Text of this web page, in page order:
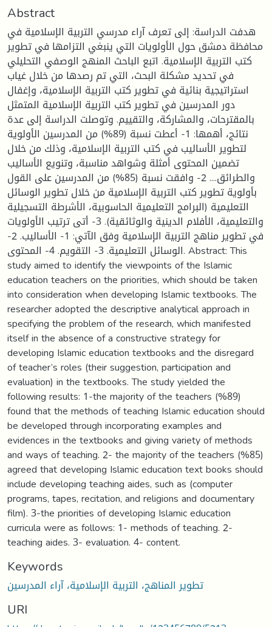
Abstract
هدفت الدراسة: إلى تعرف آراء مدرسي التربية الإسلامية في
محافظة دمشق حول الأولويات التي ينبغي التزامها في تطوير
كتب التربية الإسلامية. اتبع الباحث المنهج الوصفي التحليلي
في تحديد مشكلة البحث، التي تم رصدها من خلال غياب
استراتيجية بنائية في تطوير كتب التربية الإسلامية، وإغفال
دور المدرسين في تطوير كتب التربية الإسلامية المتمثل
بالمقترحات، والمشاركة، والتقييم. وتوصلت الدراسة إلى عدة
نتائج، أهمها: 1- أعطت نسبة (89%) من المدرسين الأولوية
لتطوير الأساليب في كتب التربية الإسلامية، وذلك من خلال
تضمين المحتوى أمثلة وشواهد مناسبة، وتنويع الأساليب
والطرائق.... 2- وافقت نسبة (85%) من المدرسين على القول
بأولوية تطوير كتب التربية الإسلامية من خلال تطوير الوسائل
التعليمية (البرامج التعليمية الحاسوبية، الأشرطة التسجيلية
والتعليمية، الأفلام الدينية والوثائقية). 3- أتى ترتيب الأولويات
في تطوير مناهج التربية الإسلامية وفق الآتي: 1- الأساليب. 2-
الوسائل التعليمية. 3- التقويم. 4- المحتوى. Abstract: This
study aimed to identify the viewpoints of the Islamic
education teachers on the priorities, which should be taken
into consideration when developing Islamic textbooks. The
researcher adopted the descriptive analytical approach in
specifying the problem of the research, which manifested
itself in the absence of a constructive strategy for
developing Islamic education textbooks and the disregard
of teacher’s roles (their suggestion, participation and
evaluation) in the textbooks. The study yielded the
following results: 1-the majority of the teachers (%89)
found that the methods of teaching Islamic education should
be developed through incorporating examples and
evidences in the textbooks and giving variety of methods
and ways of teaching. 2- the majority of the teachers (%85)
agreed that developing Islamic education text books should
include developing teaching aides, such as (computer
programs, tapes, recitation, and religions and documentary
film). 3-the priorities of developing Islamic education
curricula were as follows: 1- methods of teaching. 2-
teaching aides. 3- evaluation. 4- content.
Keywords
تطوير المناهج، التربية الإسلامية، آراء المدرسين
URI